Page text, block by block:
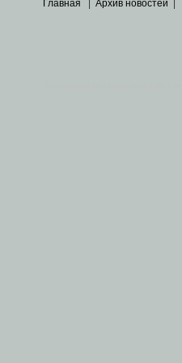
Главная Архив новостей